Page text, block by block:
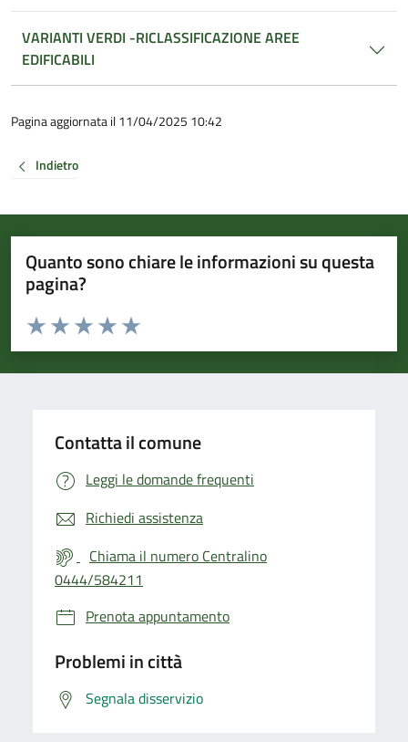
VARIANTI VERDI -RICLASSIFICAZIONE AREE
EDIFICABILI
Pagina aggiornata il 11/04/2025 10:42
Indietro
Quanto sono chiare le informazioni su questa
pagina?
Valuta da 1 a 5 stelle la pagina
Valuta 5 stelle su 5
Valuta 4 stelle su 5
Valuta 3 stelle su 5
Valuta 2 stelle su 5
Valuta 1 stelle su 5
Contatta il comune
Leggi le domande frequenti
Richiedi assistenza
Chiama il numero Centralino
0444/584211
Prenota appuntamento
Problemi in città
Segnala disservizio